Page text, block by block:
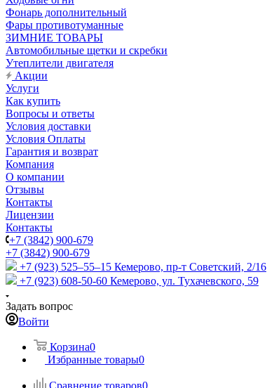
Фонарь дополнительный
Фары противотуманные
ЗИМНИЕ ТОВАРЫ
Автомобильные щетки и скребки
Утеплители двигателя
Акции
Услуги
Как купить
Вопросы и ответы
Условия доставки
Условия Оплаты
Гарантия и возврат
Компания
О компании
Отзывы
Контакты
Лицензии
Контакты
+7 (3842) 900-679
+7 (3842) 900-679
+7 (923) 525–55–15 Кемерово, пр-т Советский, 2/16
+7 (923) 608-50-60 Кемерово, ул. Тухачевского, 59
Задать вопрос
Войти
Корзина0
Избранные товары0
Сравнение товаров0